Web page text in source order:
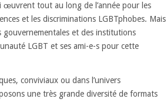
œuvrent tout au long de l’année pour les
et les discriminations LGBTphobes. Mais
gouvernementales et des institutions
LGBT et ses ami-e-s pour cette
conviviaux ou dans l’univers
une très grande diversité de formats